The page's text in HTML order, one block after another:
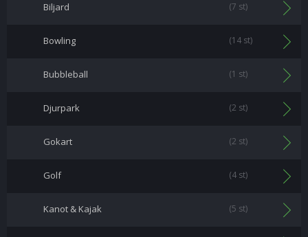
Biljard (7 st)
Bowling (14 st)
Bubbleball (1 st)
Djurpark (2 st)
Gokart (2 st)
Golf (4 st)
Kanot & Kajak (5 st)